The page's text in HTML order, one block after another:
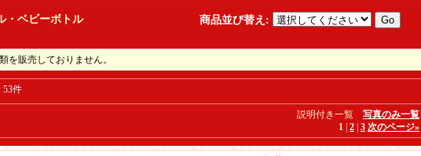
・ベビーボトル 商品並び替え :
を販売しておりません。
: 53件
説明付き一覧 写真のみ一覧
1 2 3 次のページ»